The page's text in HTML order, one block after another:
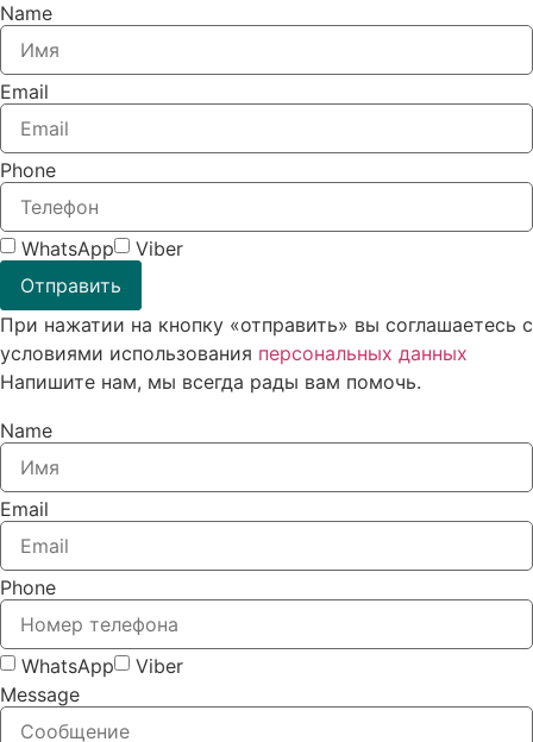
Name
Email
Phone
WhatsApp
Viber
Отправить
При нажатии на кнопку «отправить» вы соглашаетесь с
условиями использования персональных данных
Напишите нам, мы всегда рады вам помочь.
Name
Email
Phone
WhatsApp
Viber
Message